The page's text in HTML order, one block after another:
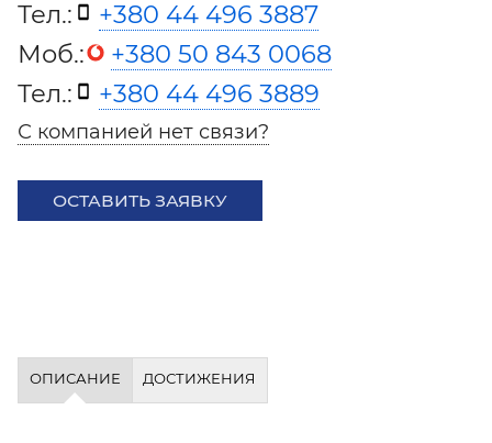
Тел.:
+380 44 496 3887
Моб.:
+380 50 843 0068
Тел.:
+380 44 496 3889
С компанией нет связи?
ОСТАВИТЬ ЗАЯВКУ
ОПИСАНИЕ ДОСТИЖЕНИЯ